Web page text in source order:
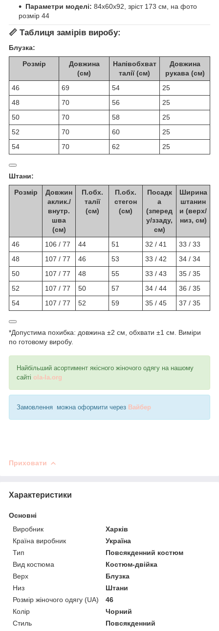
Параметри моделі: 84х60х92, зріст 173 см, на фото
розмір 44
📏 Таблиця замірів виробу:
Блузка:
Розмір
Довжина
(см)
Напівобхват
талії (см)
Довжина
рукава (см)
46
69 54
25
48
70 56
25
50
70 58
25
52
70 60
25
54
70 62 25
Штани:
Розмір
Довжин
аклик./
внутр.
шва
(см)
П.обх.
талії
(см)
П.обх.
стегон
(см)
Посадк
а
(зперед
у/ззаду,
см)
Ширина
штанин
и (верх/
низ, см)
46 106 / 77 44 51 32 / 41
33 / 33
48
107 / 77 46 53 33 / 42
34 / 34
50
107 / 77 48 55 33 / 43
35 / 35
52
107 / 77 50 57 34 / 44
36 / 35
54
107 / 77 52 59 35 / 45 37 / 35
*Допустима похибка: довжина ±2 см, обхвати ±1 см. Виміри
по готовому виробу.
Найбільший асортимент якісного жіночого одягу на нашому
сайті ola-la.org
Замовлення можна оформити через Вайбер
Приховати
Характеристики
Основні
Виробник
Харків
Країна виробник
Україна
Тип
Повсякденний костюм
Вид костюма
Костюм-двійка
Верх
Блузка
Низ
Штани
Розмір жіночого одягу (UA)
46
Колір
Чорний
Стиль
Повсякденний